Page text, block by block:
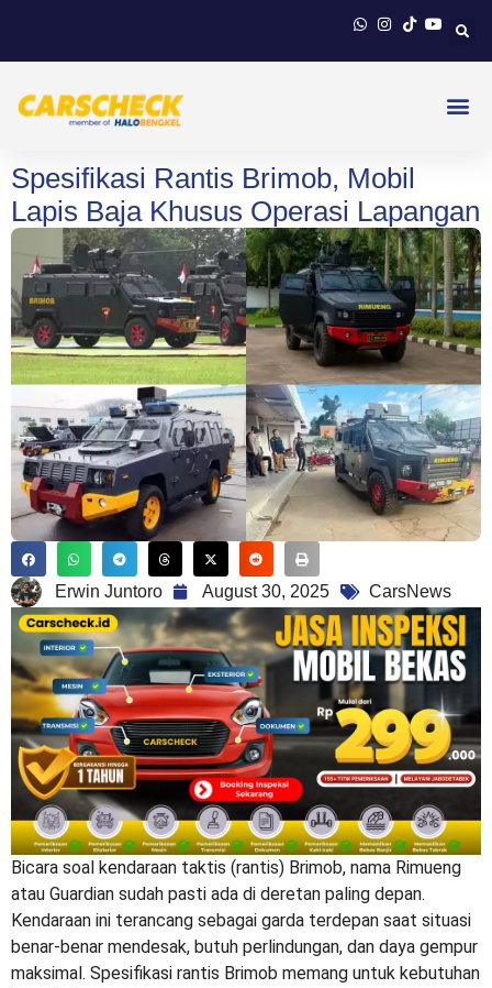
Spesifikasi Rantis Brimob, Mobil
Lapis Baja Khusus Operasi Lapangan
Erwin Juntoro August 30, 2025 CarsNews
Bicara soal kendaraan taktis (rantis) Brimob, nama Rimueng
atau Guardian sudah pasti ada di deretan paling depan.
Kendaraan ini terancang sebagai garda terdepan saat situasi
benar-benar mendesak, butuh perlindungan, dan daya gempur
maksimal. Spesifikasi rantis Brimob memang untuk kebutuhan